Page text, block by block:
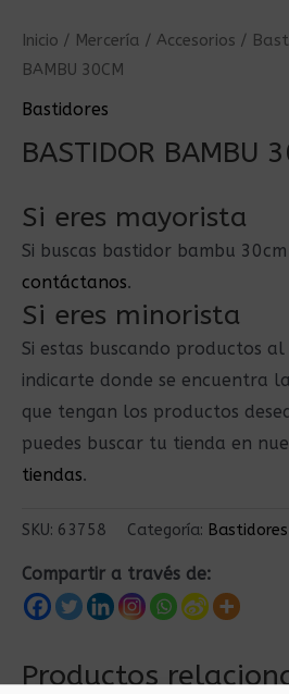
Inicio / Mercería / Accesorios /
BAMBU 30CM
Bastidores
BASTIDOR BAMBU
Si eres mayorista
Si buscas bastidor bambu
contáctanos.
Si eres minorista
Si estas buscando productos
indicarte donde se encuentra
que tengan los productos
puedes buscar tu tienda en
tiendas.
SKU: 63758 Categoría: Bastidores
Compartir a través de:
Productos